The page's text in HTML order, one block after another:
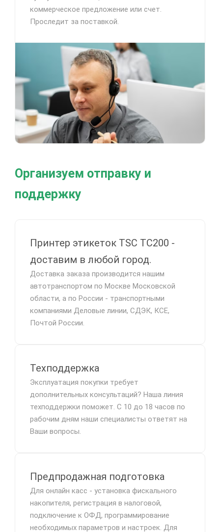
коммерческое предложение или счет.
Проследит за поставкой.
Организуем отправку и
поддержку
Принтер этикеток TSC TC200 -
доставим в любой город.
Доставка заказа производится нашим
автотранспортом по Москве Московской
области, а по России - транспортными
компаниями Деловые линии, СДЭК, КСЕ,
Почтой России.
Техподдержка
Эксплуатация покупки требует
дополнительных консультаций? Наша линия
техподдержки поможет. С 10 до 18 часов по
рабочим дням наши специалисты ответят на
Ваши вопросы.
Предпродажная подготовка
Для онлайн касс - установка фискального
накопителя, регистрация в налоговой,
подключение к ОФД, программирование
необходимых параметров и настроек. Для